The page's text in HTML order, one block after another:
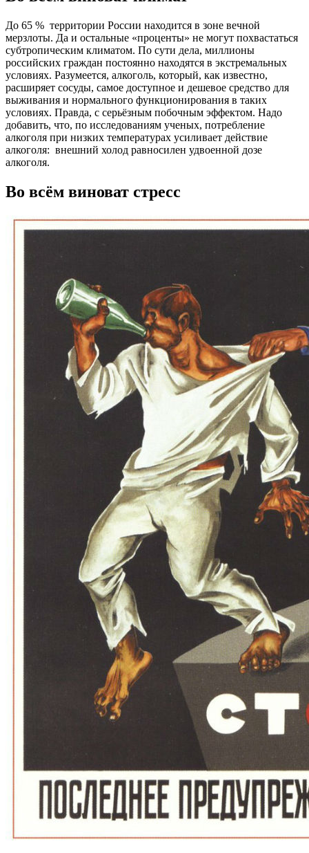
До 65 % территории России находится в зоне вечной
мерзлоты. Да и остальные «проценты» не могут похвастаться
субтропическим климатом. По сути дела, миллионы
российских граждан постоянно находятся в экстремальных
условиях. Разумеется, алкоголь, который, как известно,
расширяет сосуды, самое доступное и дешевое средство для
выживания и нормального функционирования в таких
условиях. Правда, с серьёзным побочным эффектом. Надо
добавить, что, по исследованиям ученых, потребление
алкоголя при низких температурах усиливает действие
алкоголя: внешний холод равносилен удвоенной дозе
алкоголя.
Во всём виноват стресс